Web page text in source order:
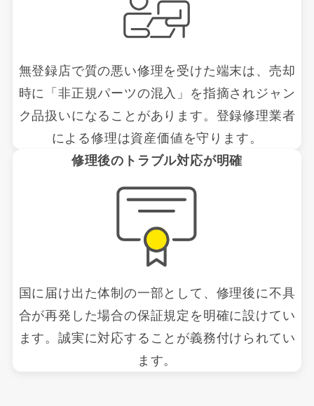
無登録店で質の悪い修理を受けた端末は、売却
時に「非正規パーツの混入」を指摘されジャン
ク品扱いになることがあります。登録修理業者
による修理は資産価値を守ります。
修理後のトラブル対応が明確
国に届け出た体制の一部として、修理後に不具
合が再発した場合の保証規定を明確に設けてい
ます。誠実に対応することが義務付けられてい
ます。